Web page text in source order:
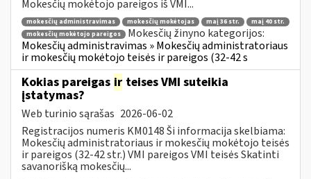
Mokesčių mokėtojo pareigos iš VMI...
mokesčių administravimas mokesčių mokėtojas maį 36 str.
maį 40 str.
mokesčių mokėtojo pareigos
Mokesčių žinyno kategorijos:
Mokesčių administravimas » Mokesčių administratoriaus
ir mokesčių mokėtojo teisės ir pareigos (32-42 s
Kokias pareigas ir teises VMI suteikia
įstatymas?
Web turinio sąrašas 2026-06-02
Registracijos numeris KM0148 Ši informacija skelbiama:
Mokesčių administratoriaus ir mokesčių mokėtojo teisės
ir pareigos (32-42 str.) VMI pareigos VMI teisės Skatinti
savanorišką mokesčių...